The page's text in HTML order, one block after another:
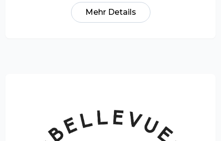
Mehr Details